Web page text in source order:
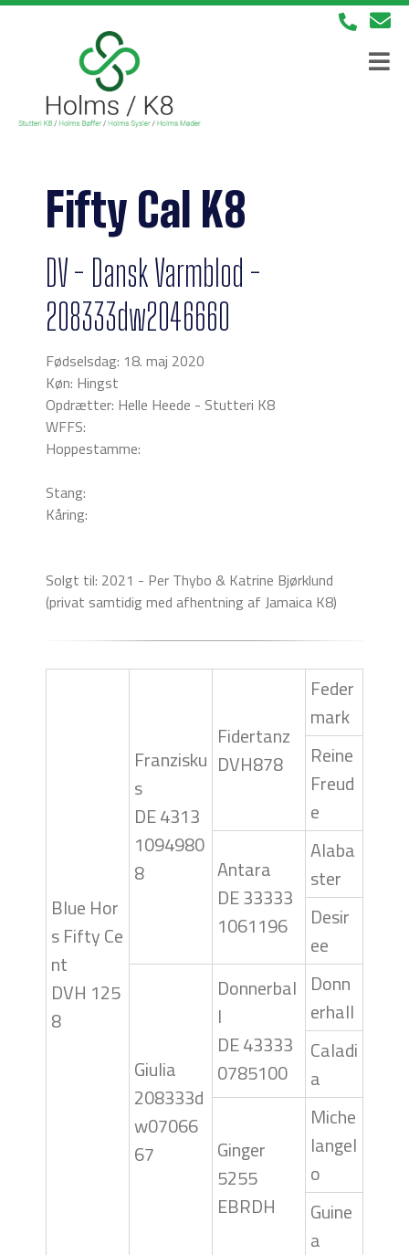
Fifty Cal K8
DV - Dansk Varmblod -
208333dw2046660
Fødselsdag: 18. maj 2020
Køn: Hingst
Opdrætter: Helle Heede - Stutteri K8
WFFS:
Hoppestamme:
Stang:
Kåring:
Solgt til: 2021 - Per Thybo & Katrine Bjørklund
(privat samtidig med afhentning af Jamaica K8)
Blue Hor
s Fifty Ce
nt
DVH 125
8
Franzisku
s
DE 4313
1094980
8
Fidertanz
DVH878
Feder
mark
Reine
Freud
e
Antara
DE 33333
1061196
Alaba
ster
Desir
ee
Giulia
208333d
w07066
67
Donnerbal
l
DE 43333
0785100
Donn
erhall
Caladi
a
Ginger
5255
EBRDH
Miche
langel
o
Guine
a